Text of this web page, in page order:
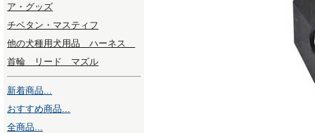
ア・グッズ
チベタン・マスティフ
他の犬種用犬用品 ハーネス
首輪 リード マズル
新着商品...
おすすめ商品...
全商品...